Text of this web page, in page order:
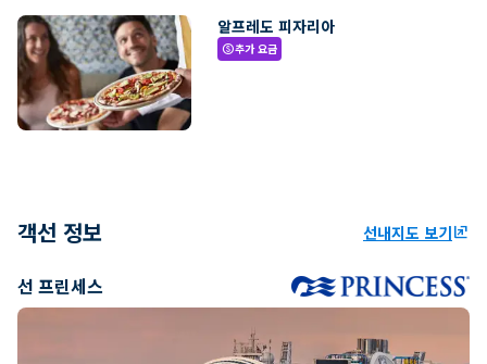
알프레도 피자리아
paid추가 요금
객선 정보 선내지도 보기ungroup
선 프린세스